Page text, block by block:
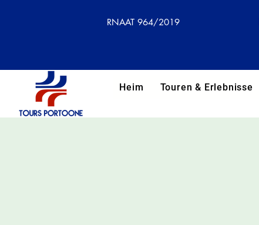
RNAAT 964/2019
Heim Touren & Erlebnisse